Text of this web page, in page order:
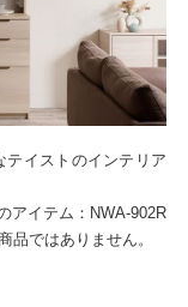
テイストのインテリア
アイテム：NWA-902R
品ではありません。